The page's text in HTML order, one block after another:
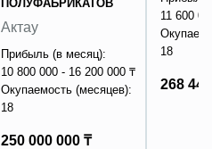
ПОЛУФАБРИКАТОВ
Актау
Прибыль (в месяц):
10 800 000 - 16 200 000 ₸
Окупаемость (месяцев):
18
250 000 000 ₸
11 600
18
268